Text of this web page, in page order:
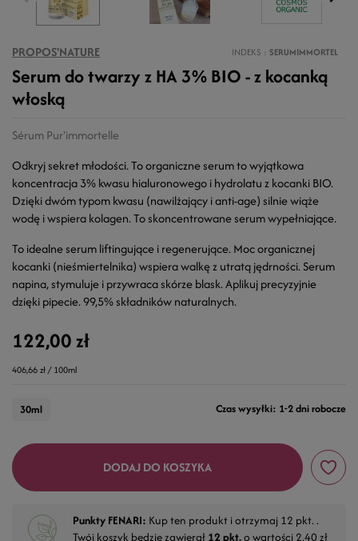
PROPOS'NATURE INDEKS SERUMIMMORTEL
Serum do twarzy z HA 3% BIO - z kocanką
włoską
Sérum Pur'immortelle
Odkryj sekret młodości. To organiczne serum to wyjątkowa
koncentracja 3% kwasu hialuronowego i hydrolatu z kocanki BIO.
Dzięki dwóm typom kwasu (nawilżający i anti-age) silnie wiąże
wodę i wspiera kolagen. To skoncentrowane serum wypełniające.
To idealne serum liftingujące i regenerujące. Moc organicznej
kocanki (nieśmiertelnika) wspiera walkę z utratą jędrności. Serum
napina, stymuluje i przywraca skórze blask. Aplikuj precyzyjnie
dzięki pipecie. 99,5% składników naturalnych.
122,00 zł
406,66 zł / 100ml
Czas wysyłki: 1-2 dni robocze
30ml
DODAJ DO KOSZYKA
Punkty FENARI: Kup ten produkt i otrzymaj 12 pkt. .
Twój koszyk będzie zawierał 12 pkt.o wartości 2,40 zł